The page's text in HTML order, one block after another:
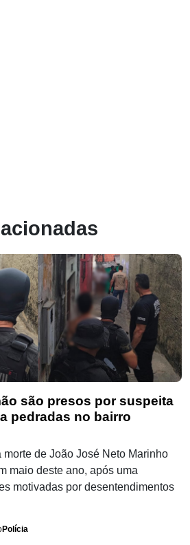
são presos por suspeita
pedradas no bairro
de João José Neto Marinho
maio deste ano, após uma
motivadas por desentendimentos
Polícia